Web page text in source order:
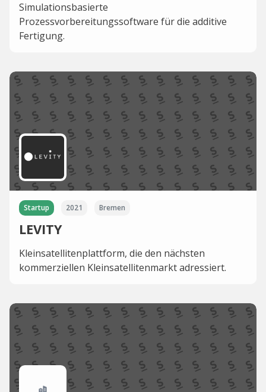
Simulationsbasierte
Prozessvorbereitungssoftware für die additive
Fertigung.
Startup 2021 Bremen
LEVITY
Kleinsatellitenplattform, die den nächsten
kommerziellen Kleinsatellitenmarkt adressiert.